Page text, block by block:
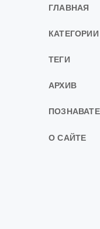
ГЛАВНАЯ
КАТЕГОРИИ
ТЕГИ
АРХИВ
О САЙТЕ